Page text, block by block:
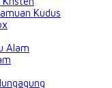
Kudus
Alam